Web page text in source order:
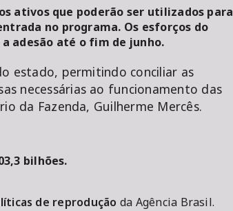
ativos que poderão ser utilizados para
no programa. Os esforços do
adesão até o fim de junho.
estado, permitindo conciliar as
necessárias ao funcionamento das
da Fazenda, Guilherme Mercês.
bilhões.
de reprodução da Agência Brasil.